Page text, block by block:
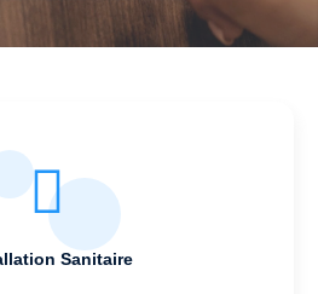
Sanitaire